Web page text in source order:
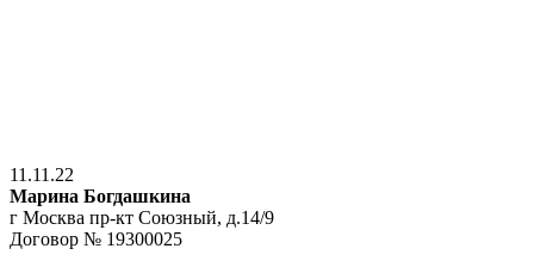
11.11.22
Марина Богдашкина
г Москва пр-кт Союзный, д.14/9
Договор № 19300025